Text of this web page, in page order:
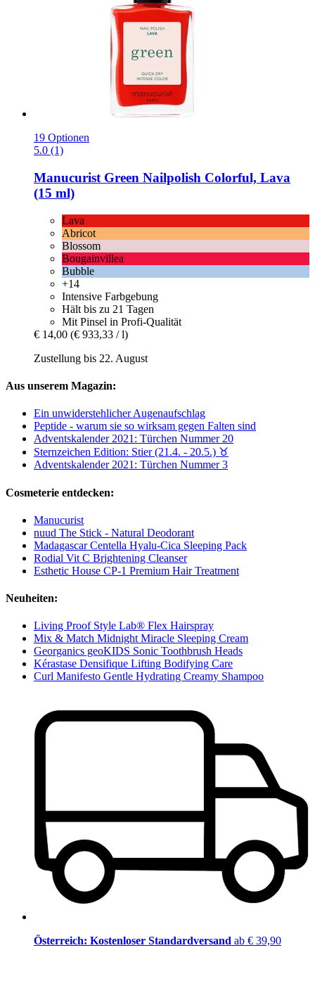
19 Optionen
5.0 (1)
Manucurist Green Nailpolish Colorful, Lava
(15 ml)
Lava
Abricot
Blossom
Bougainvillea
Bubble
+14
Intensive Farbgebung
Hält bis zu 21 Tagen
Mit Pinsel in Profi-Qualität
€ 14,00 (€ 933,33 / l)
Zustellung bis 22. August
Aus unserem Magazin:
Ein unwiderstehlicher Augenaufschlag
Peptide - warum sie so wirksam gegen Falten sind
Adventskalender 2021: Türchen Nummer 20
Sternzeichen Edition: Stier (21.4. - 20.5.) ♉︎
Adventskalender 2021: Türchen Nummer 3
Cosmeterie entdecken:
Manucurist
nuud The Stick - Natural Deodorant
Madagascar Centella Hyalu-Cica Sleeping Pack
Rodial Vit C Brightening Cleanser
Esthetic House CP-1 Premium Hair Treatment
Neuheiten:
Living Proof Style Lab® Flex Hairspray
Mix & Match Midnight Miracle Sleeping Cream
Georganics geoKIDS Sonic Toothbrush Heads
Kérastase Densifique Lifting Bodifying Care
Curl Manifesto Gentle Hydrating Creamy Shampoo
Österreich: Kostenloser Standardversand ab € 39,90